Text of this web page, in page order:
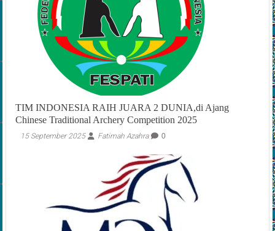
TIM INDONESIA RAIH JUARA 2 DUNIA,di Ajang
Chinese Traditional Archery Competition 2025
15 September 2025 Fatimah Azahra 0